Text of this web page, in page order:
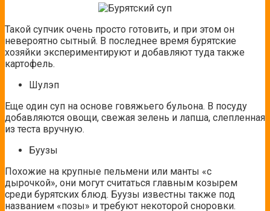
Такой супчик очень просто готовить, и при этом он
невероятно сытный. В последнее время бурятские
хозяйки экспериментируют и добавляют туда также
картофель.
Шулэп
Еще один суп на основе говяжьего бульона. В посуду
добавляются овощи, свежая зелень и лапша, слепленная
из теста вручную.
Буузы
Похожие на крупные пельмени или манты «с
дырочкой», они могут считаться главным козырем
среди бурятских блюд. Буузы известны также под
названием «позы» и требуют некоторой сноровки.